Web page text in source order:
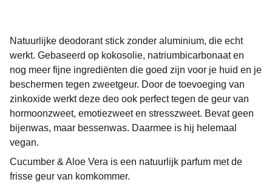
Natuurlijke deodorant stick zonder aluminium, die echt
werkt. Gebaseerd op kokosolie, natriumbicarbonaat en
nog meer fijne ingrediënten die goed zijn voor je huid en je
beschermen tegen zweetgeur. Door de toevoeging van
zinkoxide werkt deze deo ook perfect tegen de geur van
hormoonzweet, emotiezweet en stresszweet. Bevat geen
bijenwas, maar bessenwas. Daarmee is hij helemaal
vegan.
Cucumber & Aloe Vera is een natuurlijk parfum met de
frisse geur van komkommer.